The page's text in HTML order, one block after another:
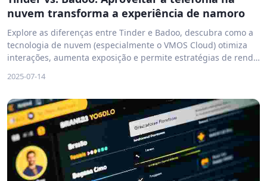
nuvem transforma a experiência de namoro
Explore as diferenças entre Tinder e Badoo, descubra como a
tecnologia de nuvem (especialmente o VMOS Cloud) otimiza
interações, aumenta exposição e permite estratégias de renda
2025-07-14